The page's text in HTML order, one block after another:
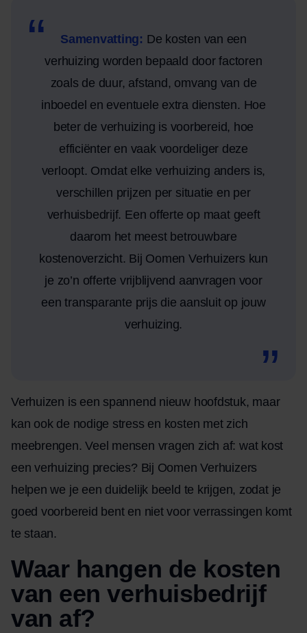
Samenvatting: De kosten van een
verhuizing worden bepaald door factoren
zoals de duur, afstand, omvang van de
inboedel en eventuele extra diensten. Hoe
beter de verhuizing is voorbereid, hoe
efficiënter en vaak voordeliger deze
verloopt. Omdat elke verhuizing anders is,
verschillen prijzen per situatie en per
verhuisbedrijf. Een offerte op maat geeft
daarom het meest betrouwbare
kostenoverzicht. Bij Oomen Verhuizers kun
je zo’n offerte vrijblijvend aanvragen voor
een transparante prijs die aansluit op jouw
verhuizing.
Verhuizen is een spannend nieuw hoofdstuk, maar
kan ook de nodige stress en kosten met zich
meebrengen. Veel mensen vragen zich af: wat kost
een verhuizing precies? Bij Oomen Verhuizers
helpen we je een duidelijk beeld te krijgen, zodat je
goed voorbereid bent en niet voor verrassingen komt
te staan.
Waar hangen de kosten
van een verhuisbedrijf
van af?